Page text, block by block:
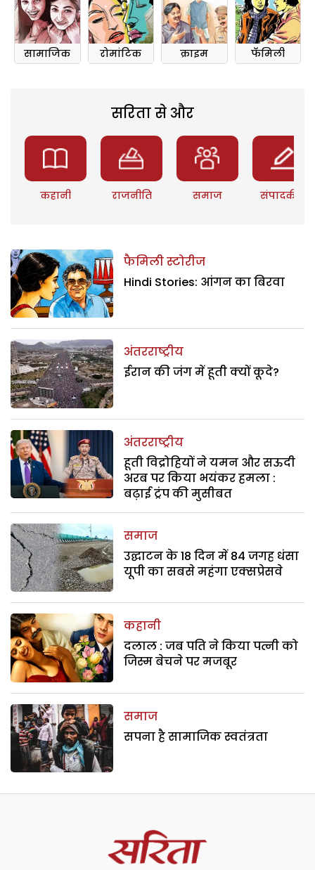
सामाजिक रोमांटिक क्राइम फॅमिली
सरिता से और
कहानी राजनीति समाज संपादकीय
फैमिली स्टोरीज
Hindi Stories: आंगन का बिरवा
अंतरराष्ट्रीय
ईरान की जंग में हूती क्यों कूदे?
अंतरराष्ट्रीय
हूती विद्रोहियों ने यमन और सऊदी
अरब पर किया भयंकर हमला :
बढ़ाई ट्रंप की मुसीबत
समाज
उद्घाटन के 18 दिन में 84 जगह धंसा
यूपी का सबसे महंगा एक्सप्रेसवे
कहानी
दलाल : जब पति ने किया पत्नी को
जिस्म बेचने पर मजबूर
समाज
सपना है सामाजिक स्वतंत्रता